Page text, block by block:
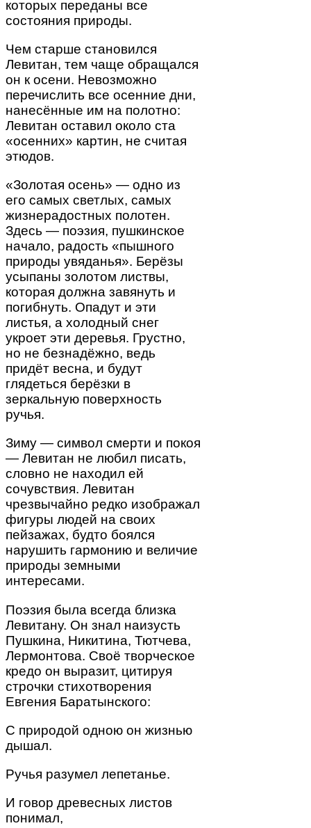
которых переданы все
состояния природы.
Чем старше становился
Левитан, тем чаще обращался
он к осени. Невозможно
перечислить все осенние дни,
нанесённые им на полотно:
Левитан оставил около ста
«осенних» картин, не считая
этюдов.
«Золотая осень» — одно из
его самых светлых, самых
жизнерадостных полотен.
Здесь — поэзия, пушкинское
начало, радость «пышного
природы увяданья». Берёзы
усыпаны золотом листвы,
которая должна завянуть и
погибнуть. Опадут и эти
листья, а холодный снег
укроет эти деревья. Грустно,
но не безнадёжно, ведь
придёт весна, и будут
глядеться берёзки в
зеркальную поверхность
ручья.
Зиму — символ смерти и покоя
— Левитан не любил писать,
словно не находил ей
сочувствия. Левитан
чрезвычайно редко изображал
фигуры людей на своих
пейзажах, будто боялся
нарушить гармонию и величие
природы земными
интересами.
Поэзия была всегда близка
Левитану. Он знал наизусть
Пушкина, Никитина, Тютчева,
Лермонтова. Своё творческое
кредо он выразит, цитируя
строчки стихотворения
Евгения Баратынского:
С природой одною он жизнью
дышал.
Ручья разумел лепетанье.
И говор древесных листов
понимал,